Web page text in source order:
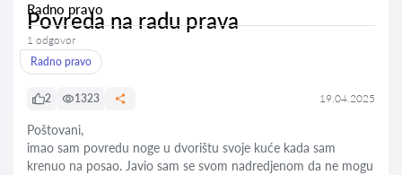
Radno pravo
Povreda na radu prava
1 odgovor
Radno pravo
2 1323 19.04.2025
Poštovani,
imao sam povredu noge u dvorištu svoje kuće kada sam
krenuo na posao. Javio sam se svom nadredjenom da ne mogu